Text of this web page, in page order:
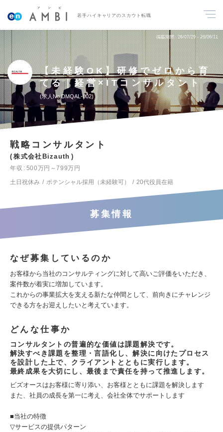
若手ハイキャリアのスカウト転職
掲載期間 26/07/29～26/08/11
【未経験OK】研修でゼロから育
てる｜経営×ITコンサルタント
求人No.DMQAL-002
戦略コンサルタント
株式会社Bizauth
年収
500万円～799万円
土日祝休み
ポテンシャル採用（未経験可） 20代役員在籍
募集情報
なぜ募集しているのか
お客様から当社のコンサルティングに対して高いご評価をいただき、
案件数が着実に増加しています。
これからの事業拡大を支える新たな仲間として、前向きにチャレンジ
できる方をお迎えしたいと考えています。
どんな仕事か
コンサルタントの普遍的な価値は課題解決です。
解決すべき課題を整理・言語化し、解決に向けたプロセス
を設計した上で、クライアントとともに実行します。
最終成果を大切にし、最後まで責任を持って推進します。
ビズオースはお客様に寄り添い、お客様とともに課題を解決します
また、社員の成長を第一に考え、会社全体でサポートします
■当社の特徴
▽サービスの提供パターン